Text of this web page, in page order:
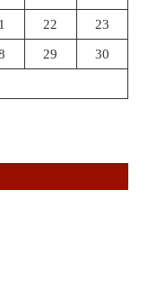
22 23
29 30